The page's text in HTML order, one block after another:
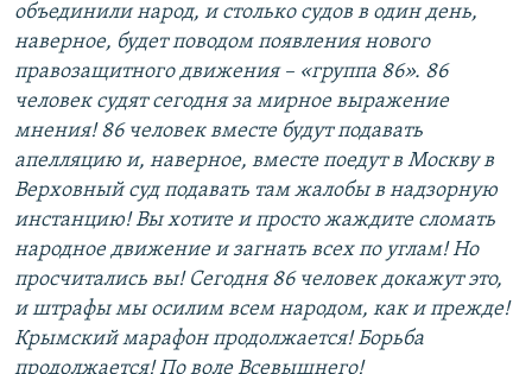
объединили народ, и столько судов в один день,
наверное, будет поводом появления нового
правозащитного движения – «группа 86». 86
человек судят сегодня за мирное выражение
мнения! 86 человек вместе будут подавать
апелляцию и, наверное, вместе поедут в Москву в
Верховный суд подавать там жалобы в надзорную
инстанцию! Вы хотите и просто жаждите сломать
народное движение и загнать всех по углам! Но
просчитались вы! Сегодня 86 человек докажут это,
и штрафы мы осилим всем народом, как и прежде!
Крымский марафон продолжается! Борьба
продолжается! По воле Всевышнего!